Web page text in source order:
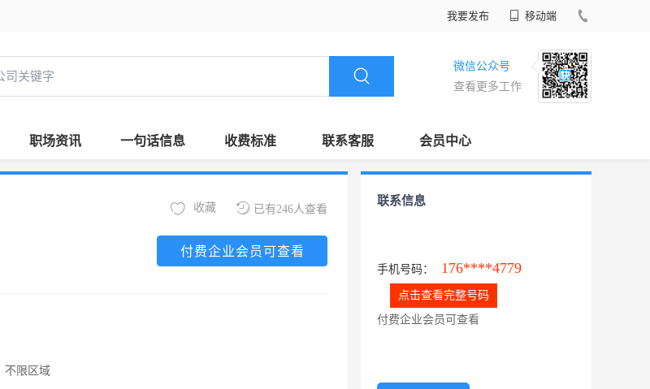
我要发布 移动端
微信公众号
查看更多工作
职场资讯 一句话信息 收费标准 联系客服 会员中心
已有246人查看
收藏
付费企业会员可查看
不限区域
联系信息
手机号码： 176****4779
点击查看完整号码
付费企业会员可查看